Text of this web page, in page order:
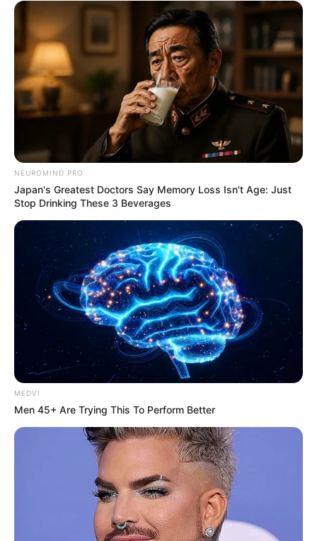
NEUROMIND PRO
Japan's Greatest Doctors Say Memory Loss Isn't Age: Just
Stop Drinking These 3 Beverages
MEDVI
Men 45+ Are Trying This To Perform Better